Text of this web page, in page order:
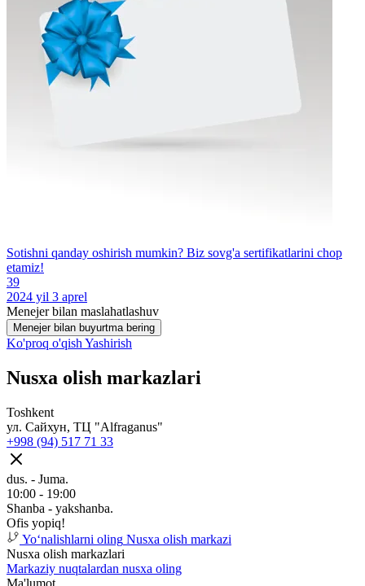
Sotishni qanday oshirish mumkin? Biz sovg'a sertifikatlarini chop
etamiz!
39
2024 yil 3 aprel
Menejer bilan maslahatlashuv
Menejer bilan buyurtma bering
Ko'proq o'qish Yashirish
Nusxa olish markazlari
Toshkent
ул. Сайхун, ТЦ "Alfraganus"
+998 (94) 517 71 33
dus. - Juma.
10:00 - 19:00
Shanba - yakshanba.
Ofis yopiq!
Yoʻnalishlarni oling Nusxa olish markazi
Nusxa olish markazlari
Markaziy nuqtalardan nusxa oling
Ma'lumot